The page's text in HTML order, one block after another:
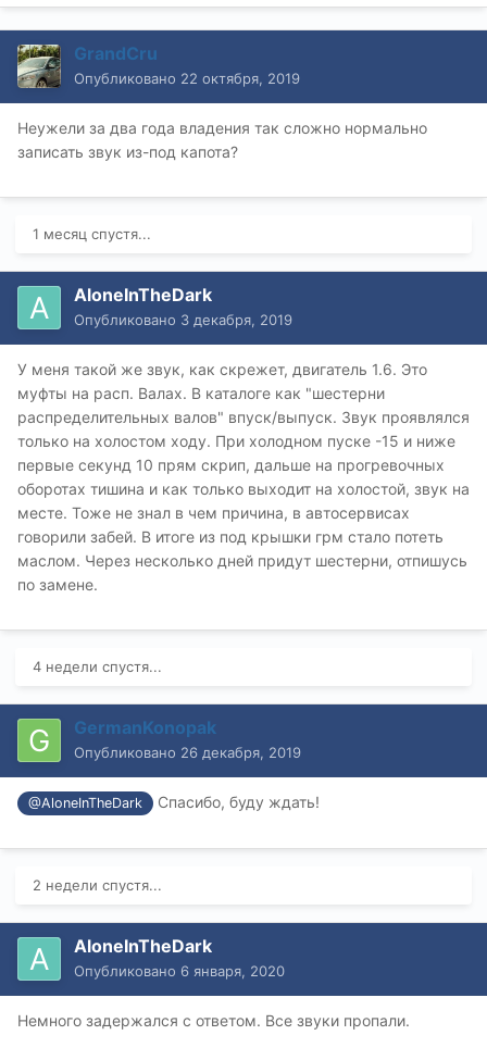
GrandCru
Опубликовано 22 октября, 2019
Неужели за два года владения так сложно нормально
записать звук из-под капота?
1 месяц спустя...
AloneInTheDark
Опубликовано 3 декабря, 2019
У меня такой же звук, как скрежет, двигатель 1.6. Это
муфты на расп. Валах. В каталоге как "шестерни
распределительных валов" впуск/выпуск. Звук проявлялся
только на холостом ходу. При холодном пуске -15 и ниже
первые секунд 10 прям скрип, дальше на прогревочных
оборотах тишина и как только выходит на холостой, звук на
месте. Тоже не знал в чем причина, в автосервисах
говорили забей. В итоге из под крышки грм стало потеть
маслом. Через несколько дней придут шестерни, отпишусь
по замене.
4 недели спустя...
GermanKonopak
Опубликовано 26 декабря, 2019
@AloneInTheDark Спасибо, буду ждать!
2 недели спустя...
AloneInTheDark
Опубликовано 6 января, 2020
Немного задержался с ответом. Все звуки пропали.